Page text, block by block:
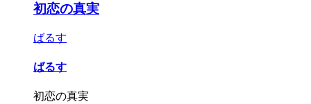
初恋の真実
ばるす
ばるす
初恋の真実